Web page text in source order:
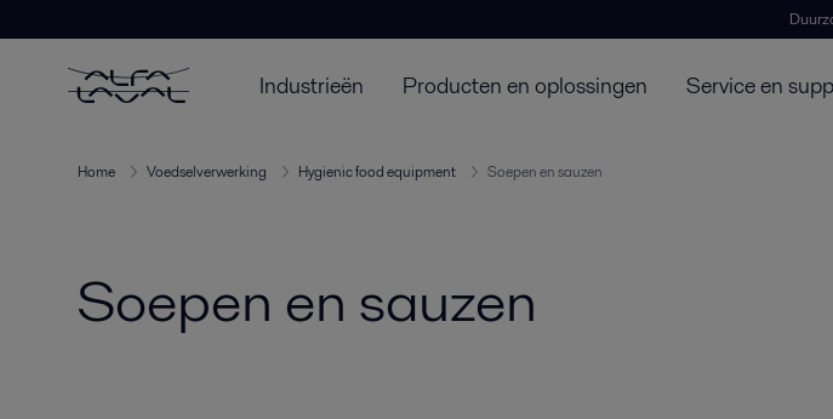
Industrieën Producten en oplossingen Service en
Home Voedselverwerking Hygienic food equipment Soepen en sauzen
Soepen en sauzen